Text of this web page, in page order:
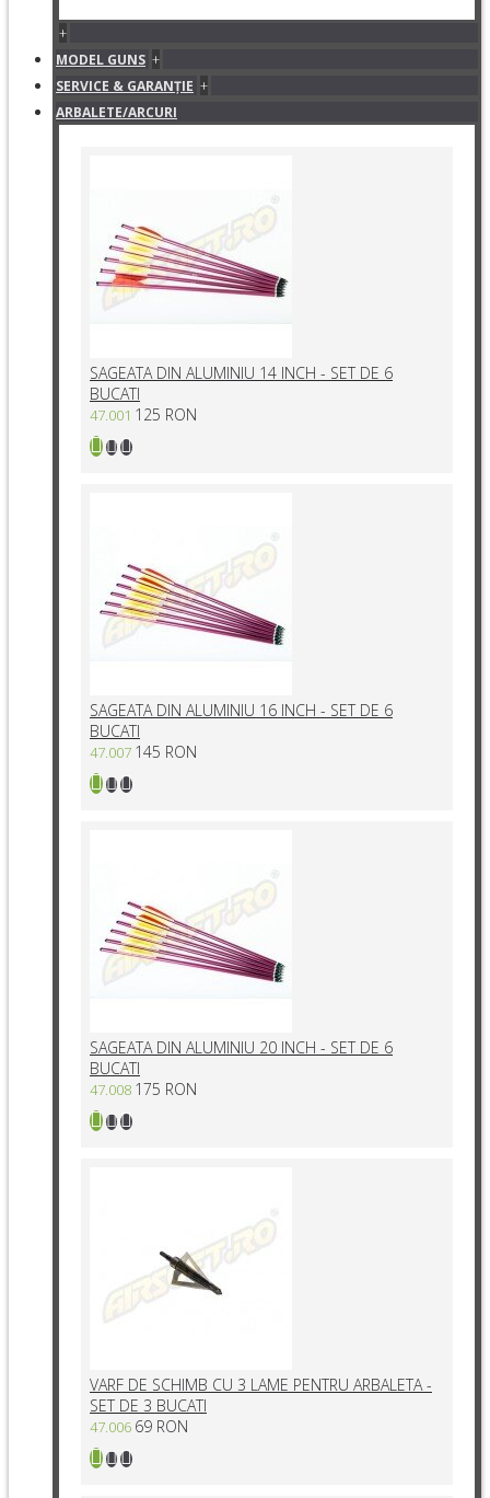
+
MODEL GUNS +
SERVICE & GARANŢIE +
ARBALETE/ARCURI
SAGEATA DIN ALUMINIU 14 INCH - SET DE 6
BUCATI
47.001 125 RON
SAGEATA DIN ALUMINIU 16 INCH - SET DE 6
BUCATI
47.007 145 RON
SAGEATA DIN ALUMINIU 20 INCH - SET DE 6
BUCATI
47.008 175 RON
VARF DE SCHIMB CU 3 LAME PENTRU ARBALETA -
SET DE 3 BUCATI
47.006 69 RON